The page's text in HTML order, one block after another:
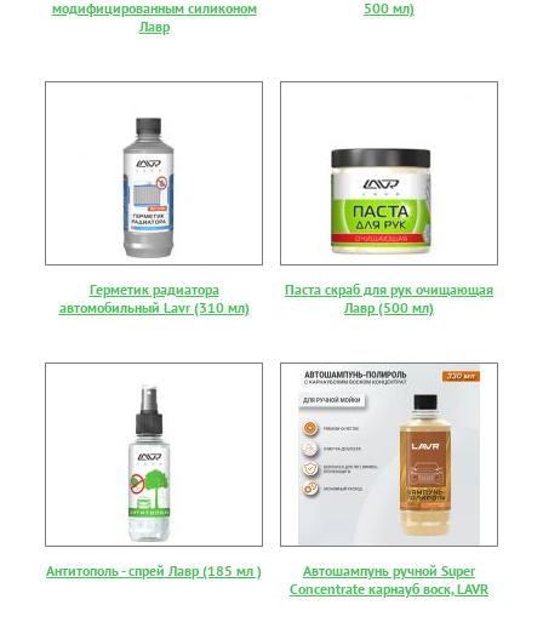
модифицированным силиконом
Лавр
500 мл)
Герметик радиатора
автомобильный Lavr (310 мл)
Паста скраб для рук очищающая
Лавр (500 мл)
Антитополь - спрей Лавр (185 мл )
Автошампунь ручной Super
Concentrate карнауб воск, LAVR